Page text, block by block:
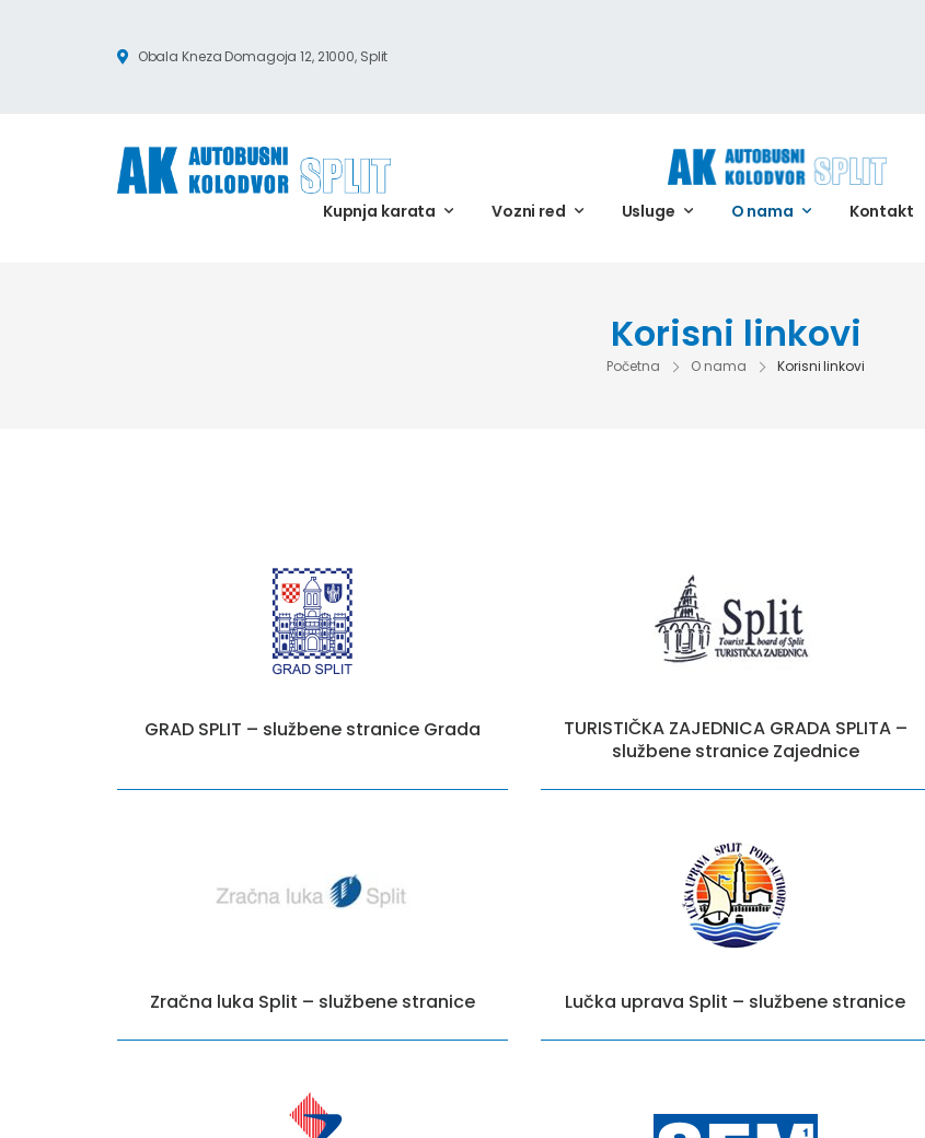
Obala Kneza Domagoja 12, 21000, Split
Kupnja karata Vozni red Usluge O nama Kontakt
Korisni linkovi
Početna O nama Korisni linkovi
GRAD SPLIT – službene stranice Grada
TURISTIČKA ZAJEDNICA GRADA SPLITA –
službene stranice Zajednice
Zračna luka Split – službene stranice Lučka uprava Split – službene stranice